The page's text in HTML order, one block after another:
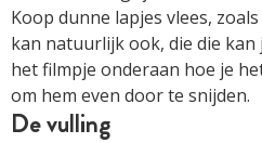
Koop dunne lapjes vlees,
kan natuurlijk ook, die die
het filmpje onderaan hoe je
om hem even door te snijden.
De vulling